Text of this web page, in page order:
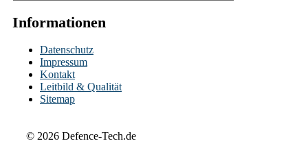
Informationen
Datenschutz
Impressum
Kontakt
Leitbild & Qualität
Sitemap
© 2026 Defence-Tech.de